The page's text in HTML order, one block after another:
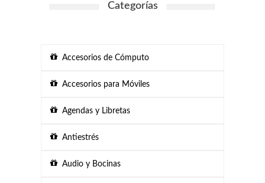
Categorías
Accesorios de Cómputo
Accesorios para Móviles
Agendas y Libretas
Antiestrés
Audio y Bocinas